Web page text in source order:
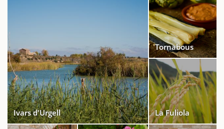
Ivars d'Urgell
Tornabous
La Fuliola